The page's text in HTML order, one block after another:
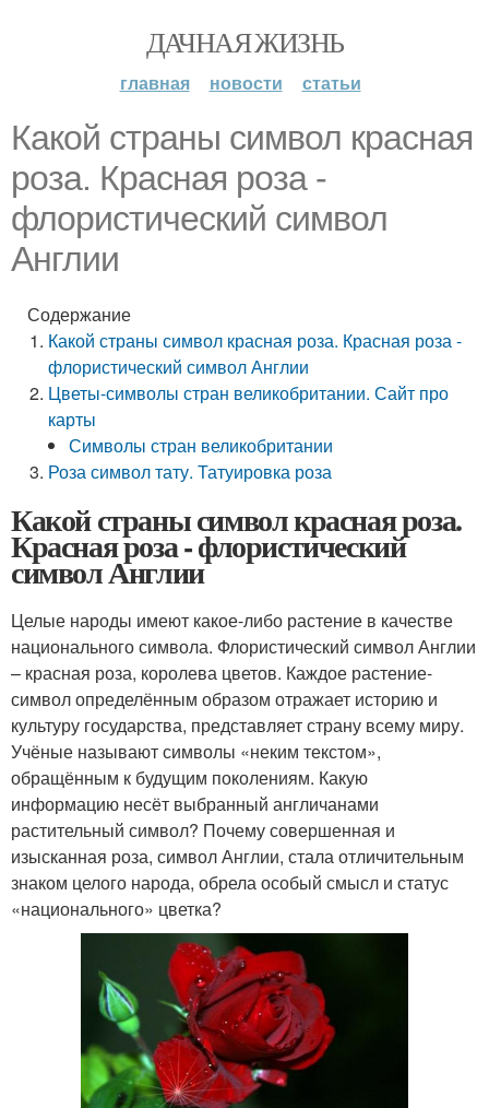
ДАЧНАЯ ЖИЗНЬ
главная новости статьи
Какой страны символ красная
роза. Красная роза -
флористический символ
Англии
Содержание
Какой страны символ красная роза. Красная роза -
флористический символ Англии
Цветы-символы стран великобритании. Сайт про
карты
Символы стран великобритании
Роза символ тату. Татуировка роза
Какой страны символ красная роза.
Красная роза - флористический
символ Англии
Целые народы имеют какое-либо растение в качестве
национального символа. Флористический символ Англии
– красная роза, королева цветов. Каждое растение-
символ определённым образом отражает историю и
культуру государства, представляет страну всему миру.
Учёные называют символы «неким текстом»,
обращённым к будущим поколениям. Какую
информацию несёт выбранный англичанами
растительный символ? Почему совершенная и
изысканная роза, символ Англии, стала отличительным
знаком целого народа, обрела особый смысл и статус
«национального» цветка?